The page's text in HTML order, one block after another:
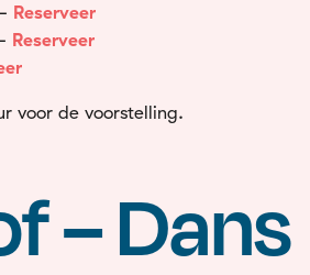
Reserveer
Reserveer
voor de voorstelling.
– Dans